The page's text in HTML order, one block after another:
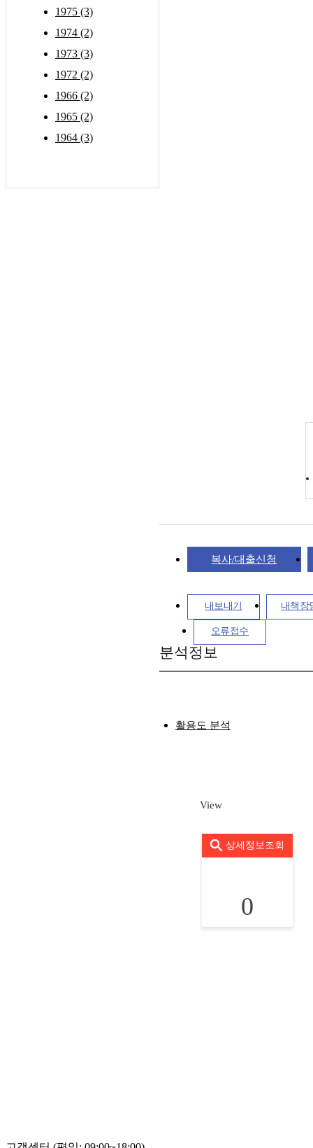
1975 (3)
1974 (2)
1973 (3)
1972 (2)
1966 (2)
1965 (2)
1964 (3)
복사/대출신청
내보내기 내책장
오류접수
분석정보
활용도 분석
View
상세정보조회
0